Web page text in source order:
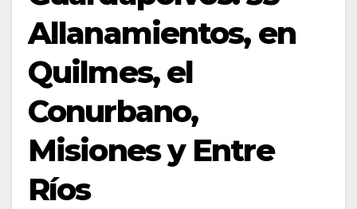
Allanamientos, en
Quilmes, el
Conurbano,
Misiones y Entre
Ríos